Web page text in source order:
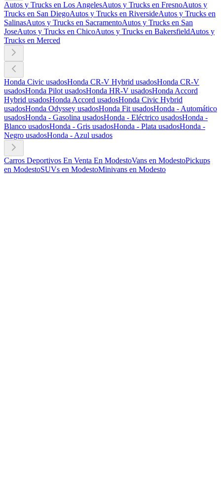
Autos y Trucks en Los AngelesAutos y Trucks en FresnoAutos y
Trucks en San DiegoAutos y Trucks en RiversideAutos y Trucks en
SalinasAutos y Trucks en SacramentoAutos y Trucks en San
JoseAutos y Trucks en ChicoAutos y Trucks en BakersfieldAutos y
Trucks en Merced
Honda Civic usadosHonda CR-V Hybrid usadosHonda CR-V
usadosHonda Pilot usadosHonda HR-V usadosHonda Accord
Hybrid usadosHonda Accord usadosHonda Civic Hybrid
usadosHonda Odyssey usadosHonda Fit usadosHonda - Automático
usadosHonda - Gasolina usadosHonda - Eléctrico usadosHonda -
Blanco usadosHonda - Gris usadosHonda - Plata usadosHonda -
Negro usadosHonda - Azul usados
Carros Deportivos En Venta En ModestoVans en ModestoPickups
en ModestoSUVs en ModestoMinivans en Modesto